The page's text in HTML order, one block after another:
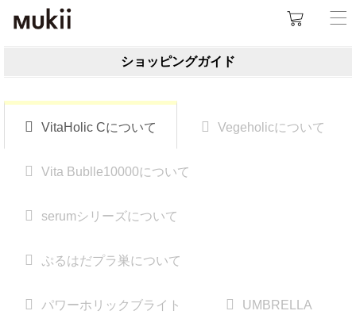
ショッピングガイド